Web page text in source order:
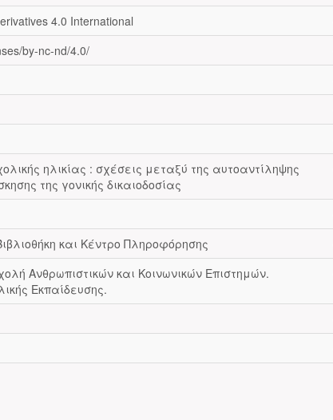
4.0 International
by-nc-nd/4.0/
ηλικίας : σχέσεις μεταξύ της αυτοαντίληψης
της γονικής δικαιοδοσίας
και Κέντρο Πληροφόρησης
Ανθρωπιστικών και Κοινωνικών Επιστημών.
Εκπαίδευσης.